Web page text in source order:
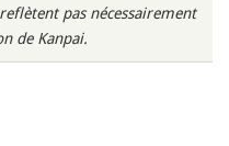
pas nécessairement
de Kanpai.